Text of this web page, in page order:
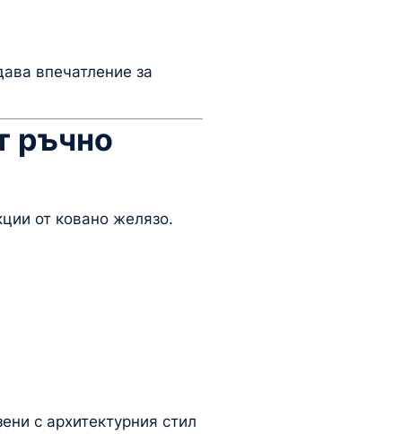
впечатление за
ръчно
от ковано желязо.
с архитектурния стил